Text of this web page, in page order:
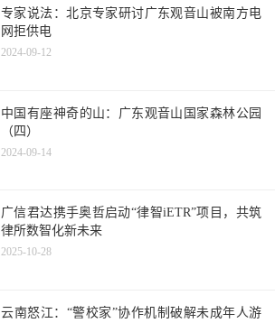
专家说法：北京专家研讨广东观音山被南方电
网拒供电
2024-09-12
中国有座神奇的山：广东观音山国家森林公园
（四）
2024-09-14
广信君达携手奥哲启动“律智iETR”项目，共筑
律所数智化新未来
2025-10-28
云南怒江：“警校家”协作机制破解未成年人游